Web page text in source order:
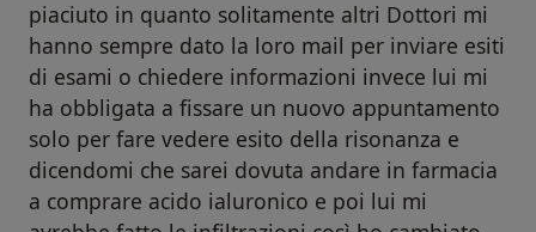
piaciuto in quanto solitamente altri Dottori mi
hanno sempre dato la loro mail per inviare esiti
di esami o chiedere informazioni invece lui mi
ha obbligata a fissare un nuovo appuntamento
solo per fare vedere esito della risonanza e
dicendomi che sarei dovuta andare in farmacia
a comprare acido ialuronico e poi lui mi